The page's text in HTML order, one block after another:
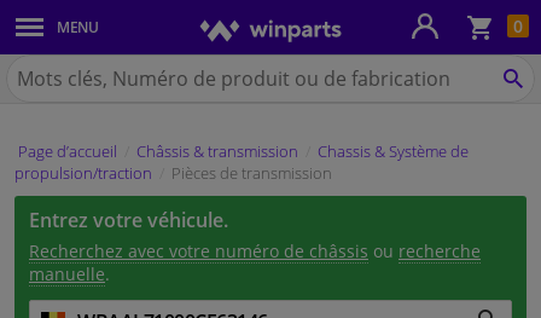
0
MENU
Carrosserie & tôles
Feux & ampoules
Freinage
Système d'échappement
Châssis & transmission
Chercher
Winparts.be
Page d’accueil Châssis & transmission
Chassis & Système de
propulsion/traction
Pièces de transmission
Entrez votre véhicule.
Recherchez avec votre numéro de châssis ou recherche
manuelle.